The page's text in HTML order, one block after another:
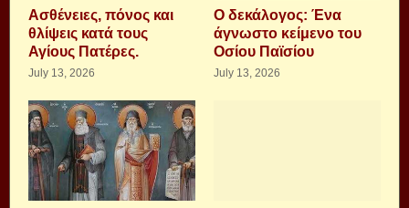
Aσθένειες, πόνος και
θλίψεις κατά τους
Αγίους Πατέρες.
July 13, 2026
Ο δεκάλογος: Ένα
άγνωστο κείμενο του
Οσίου Παϊσίου
July 13, 2026